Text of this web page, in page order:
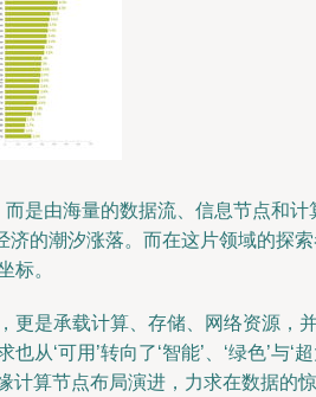
是由海量的数据流、信息节点和
济的潮汐涨落。而在这片领域的探
标。
更是承载计算、存储、网络资源
‘可用’转向了‘智能’、‘绿色’与‘
算节点布局演进，力求在数据的